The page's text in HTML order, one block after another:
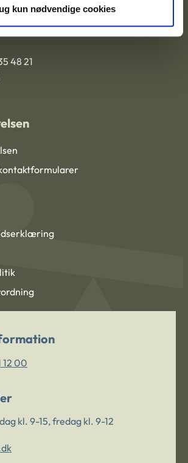
kun nødvendige cookies
København
48 21
12 00
kl. 9-15, fredag kl. 9-12